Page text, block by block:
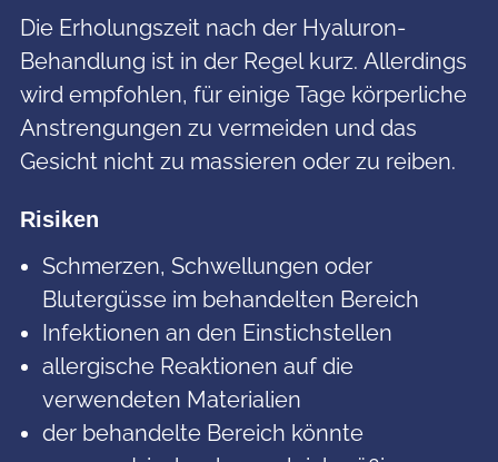
Die Erholungszeit nach der Hyaluron-
Behandlung ist in der Regel kurz. Allerdings
wird empfohlen, für einige Tage körperliche
Anstrengungen zu vermeiden und das
Gesicht nicht zu massieren oder zu reiben.
Risiken
Schmerzen, Schwellungen oder
Blutergüsse im behandelten Bereich
Infektionen an den Einstichstellen
allergische Reaktionen auf die
verwendeten Materialien
der behandelte Bereich könnte